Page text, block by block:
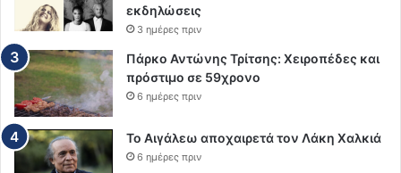
εκδηλώσεις
3 ημέρες πριν
Πάρκο Αντώνης Τρίτσης: Χειροπέδες και
πρόστιμο σε 59χρονο
6 ημέρες πριν
Το Αιγάλεω αποχαιρετά τον Λάκη Χαλκιά
6 ημέρες πριν